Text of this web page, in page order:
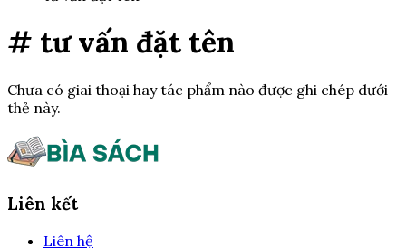
# tư vấn đặt tên
Chưa có giai thoại hay tác phẩm nào được ghi chép dưới
thẻ này.
Liên kết
Liên hệ